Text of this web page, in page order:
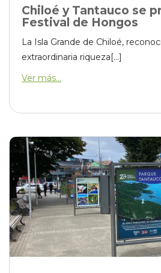
Chiloé y Tantauco se
Festival de Hongos
La Isla Grande de Chiloé,
extraordinaria riqueza[...]
Ver más...